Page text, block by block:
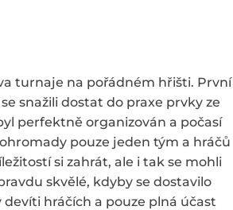
turnaje na pořádném hřišti. První
snažili dostat do praxe prvky ze
perfektně organizován a počasí
pouze jeden tým a hráčů
si zahrát, ale i tak se mohli
skvělé, kdyby se dostavilo
hráčích a pouze plná účast